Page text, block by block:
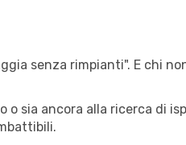
senza rimpianti". E chi
sia ancora alla ricerca di